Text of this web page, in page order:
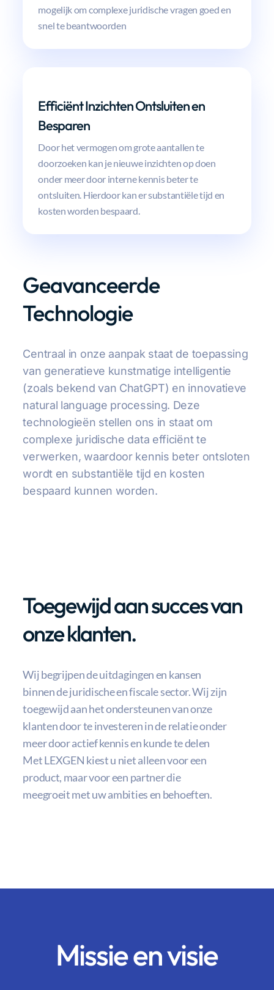
mogelijk om complexe juridische vragen goed en
snel te beantwoorden
Efficiënt Inzichten Ontsluiten en
Besparen
Door het vermogen om grote aantallen te
doorzoeken kan je nieuwe inzichten op doen
onder meer door interne kennis beter te
ontsluiten. Hierdoor kan er substantiële tijd en
kosten worden bespaard.
Geavanceerde
Technologie
Centraal in onze aanpak staat de toepassing
van generatieve kunstmatige intelligentie
(zoals bekend van ChatGPT) en innovatieve
natural language processing. Deze
technologieën stellen ons in staat om
complexe juridische data efficiënt te
verwerken, waardoor kennis beter ontsloten
wordt en substantiële tijd en kosten
bespaard kunnen worden.
Toegewijd aan succes van
onze klanten.
Wij begrijpen de uitdagingen en kansen
binnen de juridische en fiscale sector. Wij zijn
toegewijd aan het ondersteunen van onze
klanten door te investeren in de relatie onder
meer door actief kennis en kunde te delen
Met LEXGEN kiest u niet alleen voor een
product, maar voor een partner die
meegroeit met uw ambities en behoeften.
Missie en visie